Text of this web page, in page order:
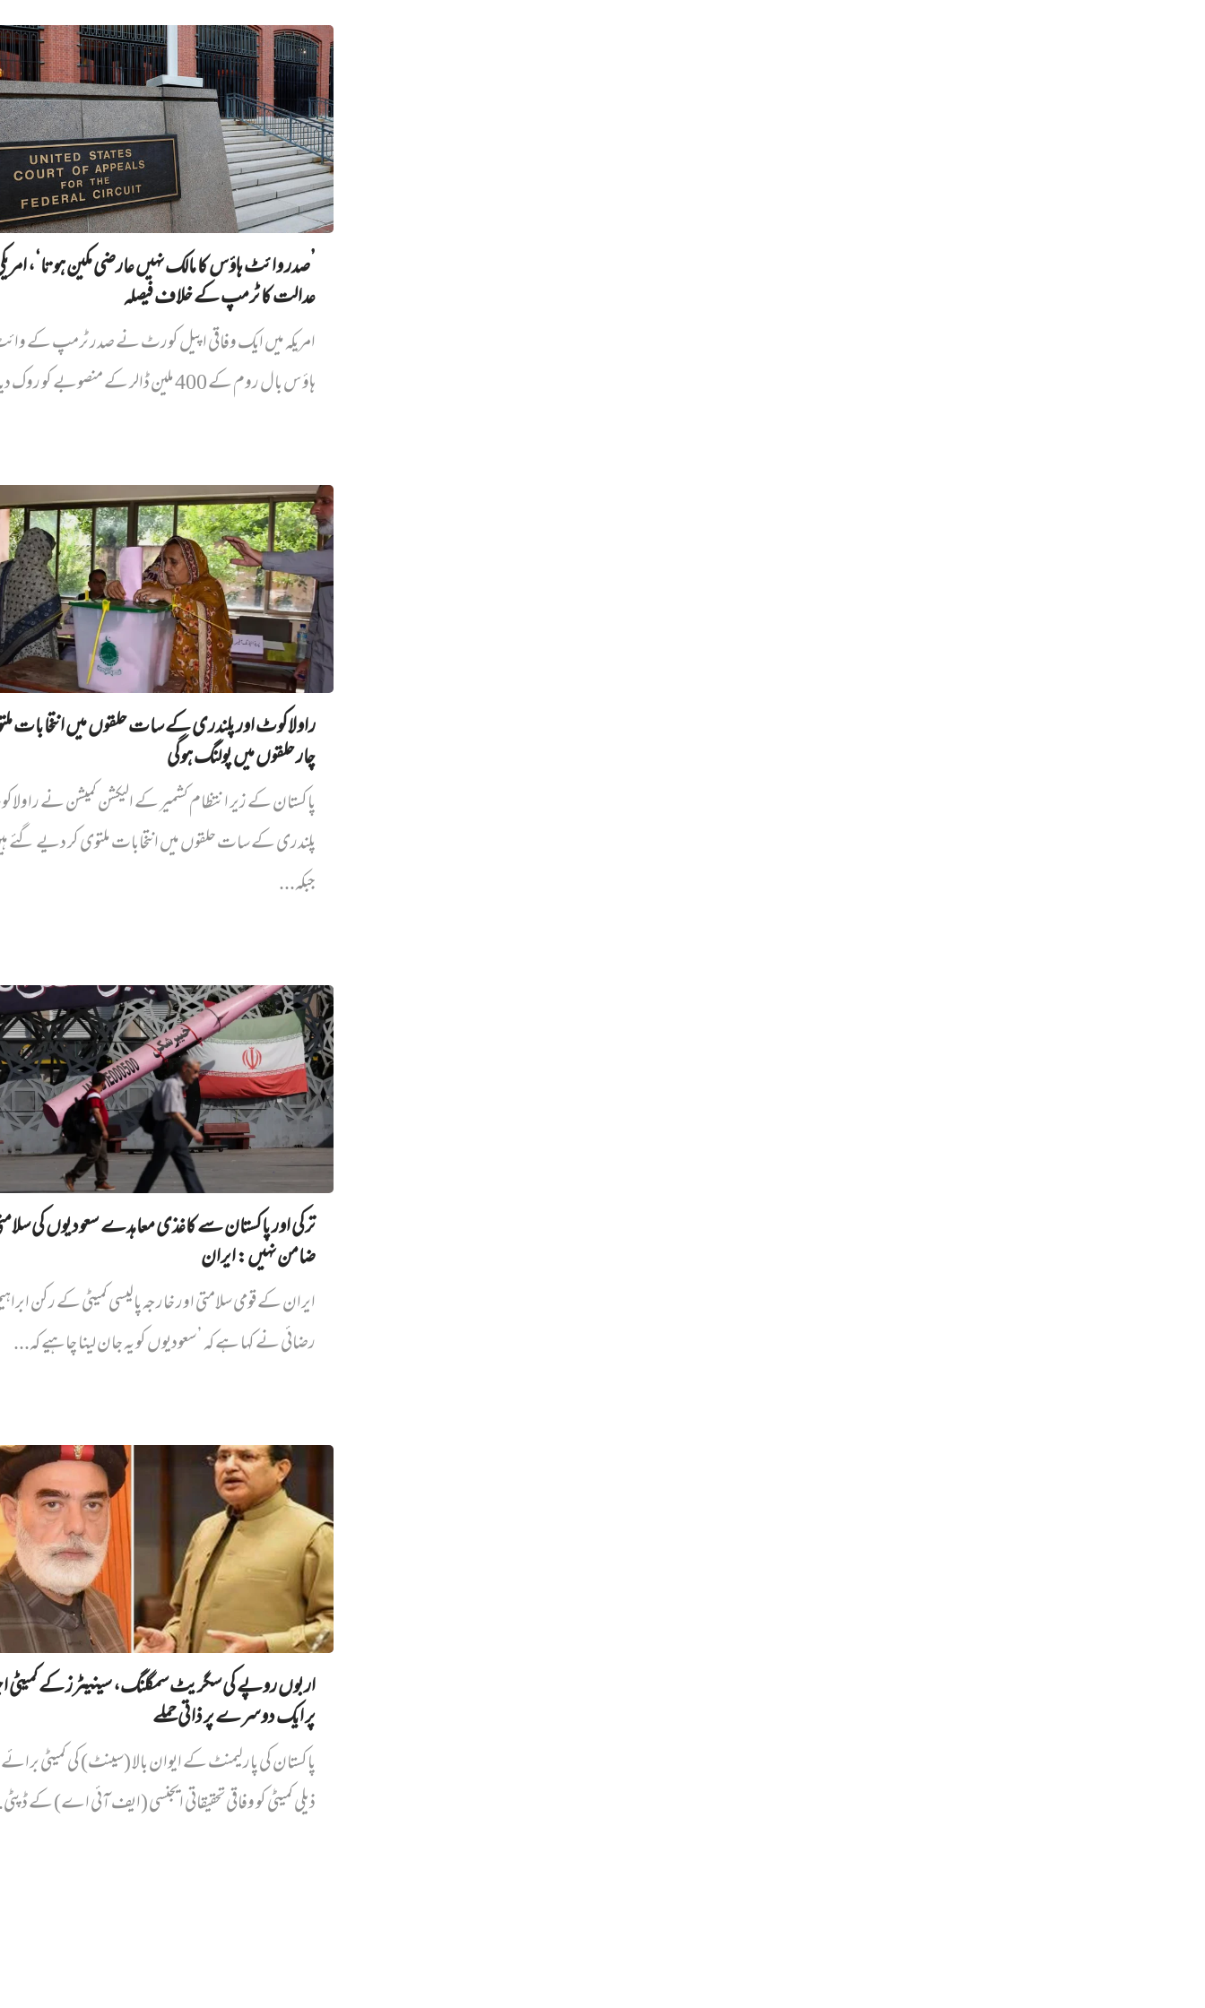
’صدر وائٹ ہاؤس کا مالک نہیں‌ عارضی مکین ہوتا‘،
عدالت کا ٹرمپ کے خلاف فیصلہ
امریکہ میں ایک وفاقی اپیل کورٹ نے صدر ٹرمپ کے
ہاؤس بال روم کے 400 ملین ڈالر کے منصوبے کو روک دیا...
راولاکوٹ اور پلندری کے سات حلقوں میں انتخابات
چار حلقوں میں پولنگ ہوگی
پاکستان کے زیر انتظام کشمیر کے الیکشن کمیشن نے
پلندری کے سات حلقوں میں انتخابات ملتوی کر دیے گئے
جبکہ...
ترکی اور پاکستان سے کاغذی معاہدے سعودیوں کی
ضامن نہیں‌: ایران
ایران کے قومی سلامتی اور خارجہ پالیسی کمیٹی کے رکن
رضائی نے کہا ہے کہ ’سعودیوں کو یہ جان لینا چاہیے کہ...
اربوں روپے کی سگریٹ سمگلنگ، سینیٹرز کے کمیٹی
پر ایک دوسرے پر ذاتی حملے
پاکستان کی پارلیمنٹ کے ایوان بالا (سینٹ) کی کمیٹی برائے
ذیلی کمیٹی کو وفاقی تحقیقاتی ایجنسی (ایف آئی اے) کے